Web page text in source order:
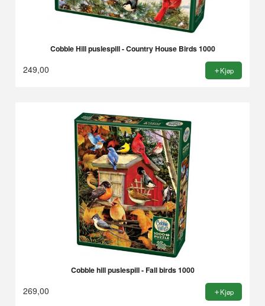
Cobble Hill puslespill - Country House Birds 1000
249,00 Kjøp
Cobble hill puslespill - Fall birds 1000
269,00 Kjøp